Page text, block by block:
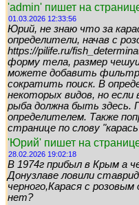
'admin' пишет на
01.03.2026 12:33:56
Юрий, не знаю что за
определители, начав с
https://pilife.ru/
форму тела, размер
можете добавить
сократить поиск. В
некоторых видов, но если
рыба должна быть здесь.
определителем. Также
странице по слову
'Юрий' пишет на
28.02.2026 19:02:18
В 1974г прибыл в Крым а
Донузлаве ловили
черного,Карася с
нет?